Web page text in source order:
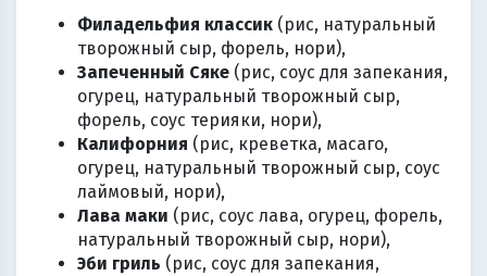
Филадельфия классик (рис, натуральный
творожный сыр, форель, нори),
Запеченный Сяке (рис, соус для запекания,
огурец, натуральный творожный сыр,
форель, соус терияки, нори),
Калифорния (рис, креветка, масаго,
огурец, натуральный творожный сыр, соус
лаймовый, нори),
Лава маки (рис, соус лава, огурец, форель,
натуральный творожный сыр, нори),
Эби гриль (рис, соус для запекания,